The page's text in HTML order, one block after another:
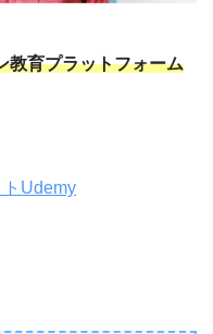
教育プラットフォーム
Udemy